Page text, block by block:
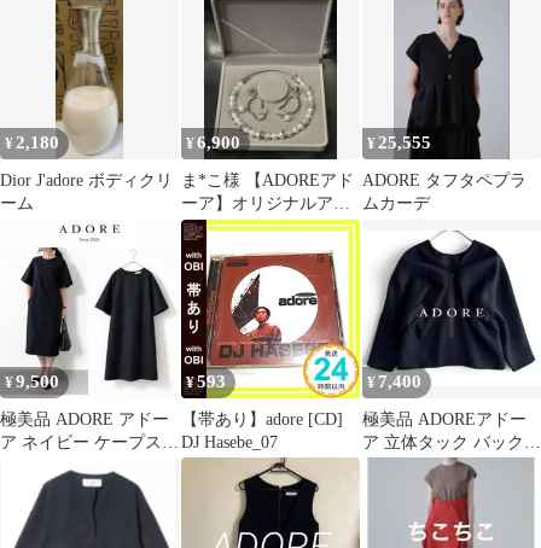
¥2,180
Dior J'adore ボディクリ
ーム
¥6,900
ま*こ様 【ADOREアド
ーア】オリジナルアク
セサリーセット《ノベ
ルティ》
¥25,555
ADORE タフタペプラ
ムカーデ
¥9,500
極美品 ADORE アドー
ア ネイビー ケープスリ
¥593
【帯あり】adore [CD]
DJ Hasebe_07
¥ 7,400
極美品 ADOREアドー
ア 立体タック バックジ
ップ 7分袖プルオーバ